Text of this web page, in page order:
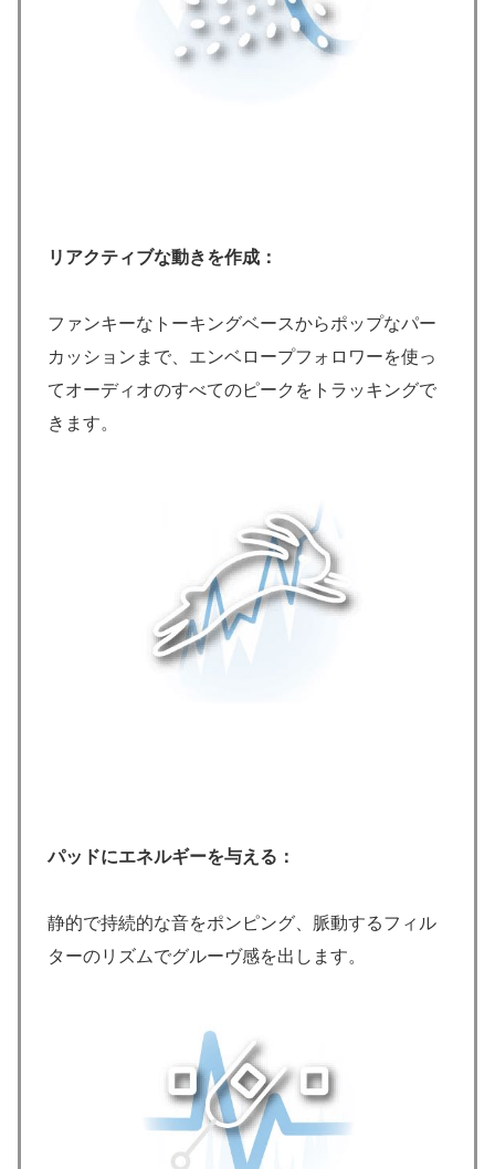
リアクティブな動きを作成：
ファンキーなトーキングベースからポップなパー
カッションまで、エンベロープフォロワーを使っ
てオーディオのすべてのピークをトラッキングで
きます。
パッドにエネルギーを与える：
静的で持続的な音をポンピング、脈動するフィル
ターのリズムでグルーヴ感を出します。